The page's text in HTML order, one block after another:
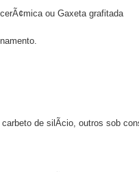
ou Gaxeta grafitada
de silÃ­cio, outros sob